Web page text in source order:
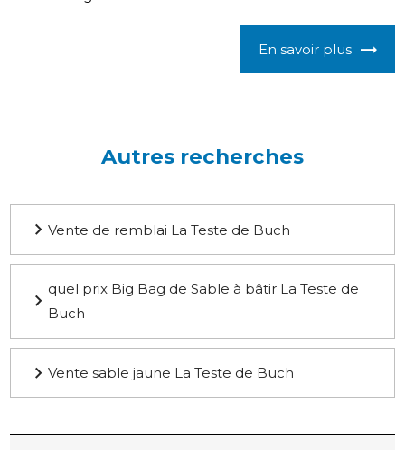
En savoir plus
Autres recherches
Vente de remblai La Teste de Buch
quel prix Big Bag de Sable à bâtir La Teste de
Buch
Vente sable jaune La Teste de Buch